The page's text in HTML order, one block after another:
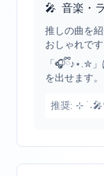
🎤 音楽・
推しの曲を
おしゃれです
「🎧ྀི♪⋆.✮」
を出せます。
推奨: ˖